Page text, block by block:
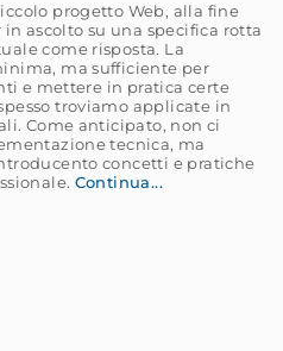
progetto Web, alla fine
ascolto su una specifica rotta
come risposta. La
ma sufficiente per
e mettere in pratica certe
troviamo applicate in
Come anticipato, non ci
tecnica, ma
concetti e pratiche
Continua...